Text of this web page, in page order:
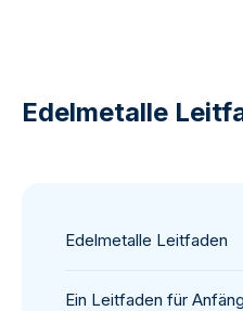
Edelmetalle
Edelmetalle Leitfaden
Ein Leitfaden für